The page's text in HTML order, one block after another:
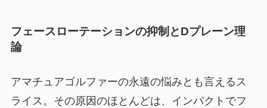
フェースローテーションの抑制とDプレーン理
論
アマチュアゴルファーの永遠の悩みとも言えるス
ライス。その原因のほとんどは、インパクトでフ